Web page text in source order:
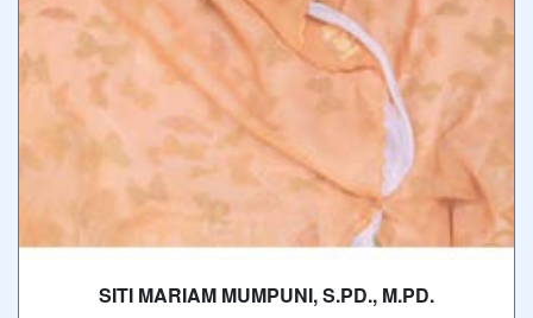
SITI MARIAM MUMPUNI, S.PD., M.PD.